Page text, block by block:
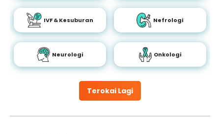
Terokai Lagi
IVF & Kesuburan Nefrologi
Neurologi Onkologi